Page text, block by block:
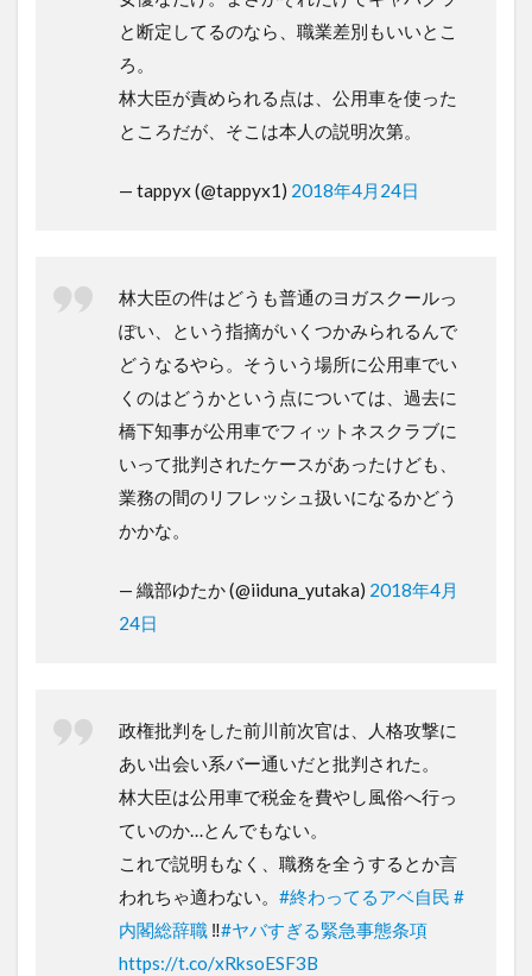
と断定してるのなら、職業差別もいいとこ
ろ。
林大臣が責められる点は、公用車を使った
ところだが、そこは本人の説明次第。
— tappyx (@tappyx1) 2018年4月24日
林大臣の件はどうも普通のヨガスクールっ
ぽい、という指摘がいくつかみられるんで
どうなるやら。そういう場所に公用車でい
くのはどうかという点については、過去に
橋下知事が公用車でフィットネスクラブに
いって批判されたケースがあったけども、
業務の間のリフレッシュ扱いになるかどう
かかな。
— 織部ゆたか (@iiduna_yutaka) 2018年4月
24日
政権批判をした前川前次官は、人格攻撃に
あい出会い系バー通いだと批判された。
林大臣は公用車で税金を費やし風俗へ行っ
ていのか…とんでもない。
これで説明もなく、職務を全うするとか言
われちゃ適わない。 #終わってるアベ自民 #
内閣総辞職 ‼️#ヤバすぎる緊急事態条項
https://t.co/xRksoESF3B